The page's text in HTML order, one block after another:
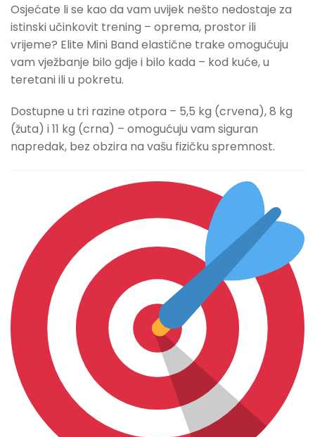
Osjećate li se kao da vam uvijek nešto nedostaje za
istinski učinkovit trening – oprema, prostor ili
vrijeme? Elite Mini Band elastične trake omogućuju
vam vježbanje bilo gdje i bilo kada – kod kuće, u
teretani ili u pokretu.
Dostupne u tri razine otpora – 5,5 kg (crvena), 8 kg
(žuta) i 11 kg (crna) – omogućuju vam siguran
napredak, bez obzira na vašu fizičku spremnost.